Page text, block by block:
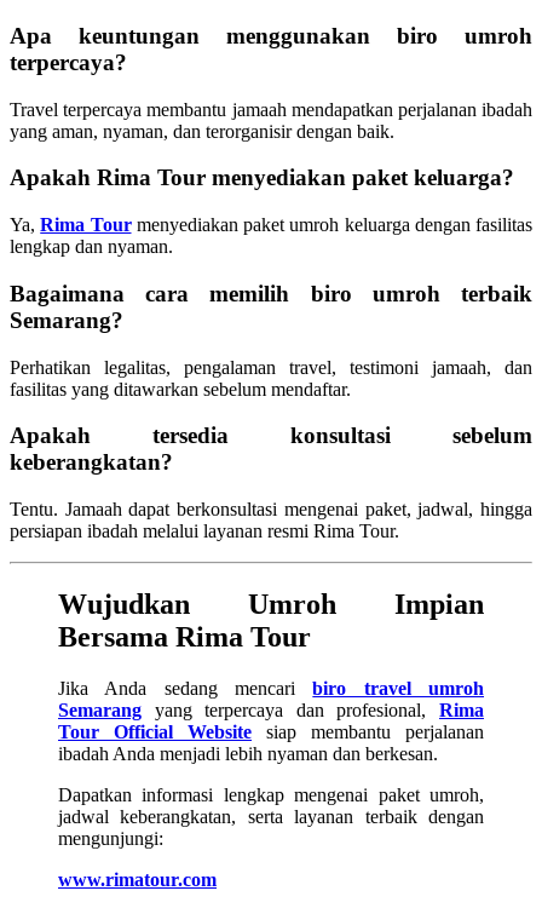
Apa keuntungan menggunakan biro umroh
terpercaya?
Travel terpercaya membantu jamaah mendapatkan perjalanan ibadah
yang aman, nyaman, dan terorganisir dengan baik.
Apakah Rima Tour menyediakan paket keluarga?
Ya,Rima Tourmenyediakan paket umroh keluarga dengan fasilitas
lengkap dan nyaman.
Bagaimana cara memilih biro umroh terbaik
Semarang?
Perhatikan legalitas, pengalaman travel, testimoni jamaah, dan
fasilitas yang ditawarkan sebelum mendaftar.
Apakah tersedia konsultasi sebelum
keberangkatan?
Tentu. Jamaah dapat berkonsultasi mengenai paket, jadwal, hingga
persiapan ibadah melalui layanan resmi Rima Tour.
Wujudkan Umroh Impian
Bersama Rima Tour
Jika Anda sedang mencaribiro travel umroh
Semarang yang terpercaya dan profesional, Rima
Tour Official Website siap membantu perjalanan
ibadah Anda menjadi lebih nyaman dan berkesan.
Dapatkan informasi lengkap mengenai paket umroh,
jadwal keberangkatan, serta layanan terbaik dengan
mengunjungi:
www.rimatour.com